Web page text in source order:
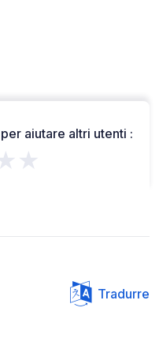
aiutare altri utenti :
Tradurre